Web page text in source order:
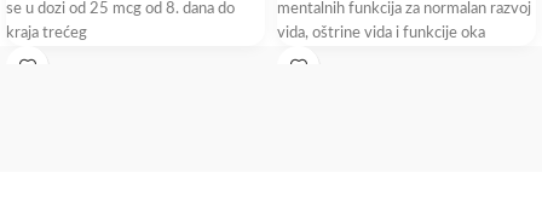
se u dozi od 25 mcg od 8. dana do
kraja trećeg
mentalnih funkcija za normalan razvoj
vida, oštrine vida i funkcije oka